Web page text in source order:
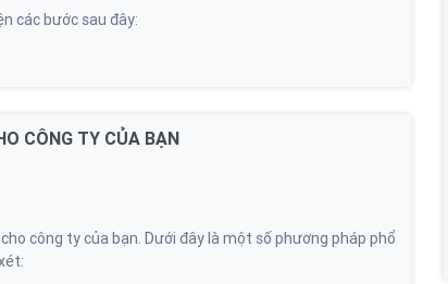
các bước sau đây:
CÔNG TY CỦA BẠN
công ty của bạn. Dưới đây là một số phương pháp phổ